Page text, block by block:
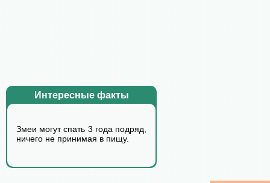
Интересные факты
Змеи могут спать 3 года подряд,
ничего не принимая в пищу.